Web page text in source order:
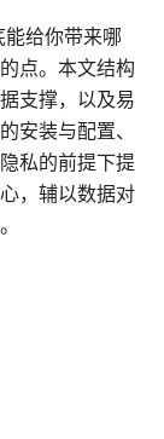
给你带来哪
点。本文结构
支撑，以及易
安装与配置、
私的前提下提
，辅以数据对